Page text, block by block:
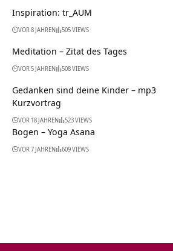
Inspiration: tr_AUM
VOR 8 JAHREN 505 VIEWS
Meditation – Zitat des Tages
VOR 5 JAHREN 508 VIEWS
Gedanken sind deine Kinder – mp3
Kurzvortrag
VOR 18 JAHREN 523 VIEWS
Bogen – Yoga Asana
VOR 7 JAHREN 609 VIEWS